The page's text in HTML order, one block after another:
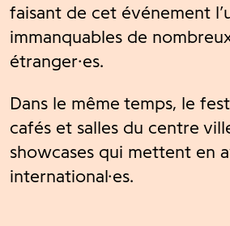
faisant de cet événement
immanquables de
étranger·es.
Dans le même temps, le
cafés et salles du centre
showcases qui mettent en
international·es.